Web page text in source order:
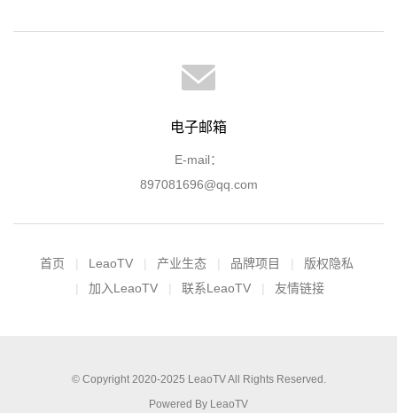
电子邮箱
E-mail：
897081696@qq.com
首页 LeaoTV 产业生态 品牌项目
版权隐私
加入LeaoTV
联系LeaoTV 友情链接
© Copyright 2020-2025 LeaoTVAll Rights Reserved.
Powered By LeaoTV